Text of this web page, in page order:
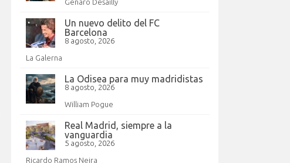
Genaro Desailly
Un nuevo delito del FC
Barcelona
8 agosto, 2026
La Galerna
La Odisea para muy madridistas
8 agosto, 2026
William Pogue
Real Madrid, siempre a la
vanguardia
5 agosto, 2026
Ricardo Ramos Neira